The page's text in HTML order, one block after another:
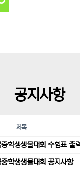
공지사항
제목
학생생물대회 공지사항